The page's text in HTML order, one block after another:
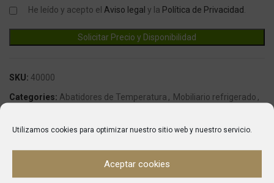
Utilizamos cookies para optimizar nuestro sitio web y nuestro servicio.
Aceptar cookies
He leído y acepto el Aviso legal y la Política de Privacidad.
SKU: 40000
Categories: Abatidores de Temperatura , Mobiliario refrigerado ,
Marca:infricol
DESCRIPTION